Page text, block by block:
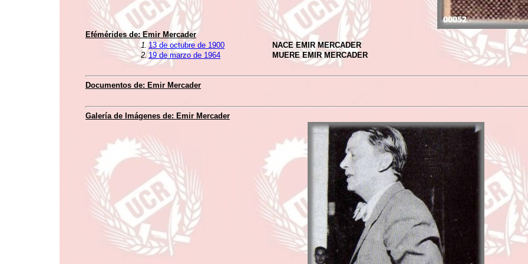
Efémérides de:Emir Mercader
1. 13 de octubre de 1900
NACE EMIR MERCADER
2. 19 de marzo de 1964 MUERE EMIR MERCADER
Documentos de: Emir Mercader
Galería de Imágenes de: Emir Mercader